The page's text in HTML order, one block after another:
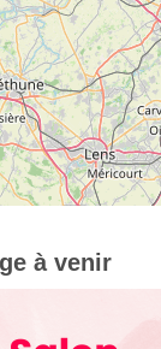
à venir